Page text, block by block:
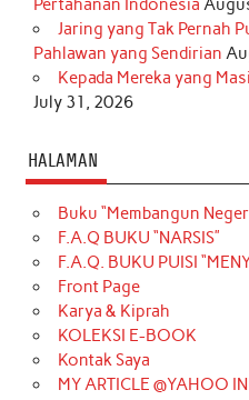
Pertahanan Indonesia
Jaring yang Tak Pernah
Pahlawan yang Sendirian
Kepada Mereka yang
July 31, 2026
HALAMAN
Buku “Membangun
F.A.Q BUKU “NARSIS”
F.A.Q. BUKU PUISI
Front Page
Karya & Kiprah
KOLEKSI E-BOOK
Kontak Saya
MY ARTICLE @YAHOO